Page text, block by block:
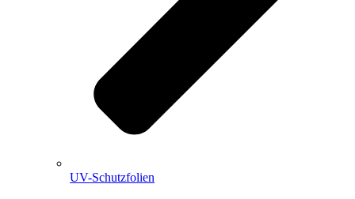
UV-Schutzfolien